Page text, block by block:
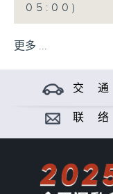
05:00)
更多 ...
交 通
联 络